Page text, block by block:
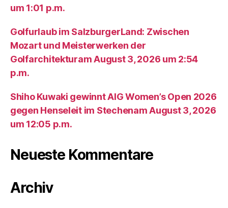
um 1:01 p.m.
Golfurlaub im SalzburgerLand: Zwischen
Mozart und Meisterwerken der
Golfarchitekturam August 3, 2026 um 2:54
p.m.
Shiho Kuwaki gewinnt AIG Women’s Open 2026
gegen Henseleit im Stechenam August 3, 2026
um 12:05 p.m.
Neueste Kommentare
Archiv